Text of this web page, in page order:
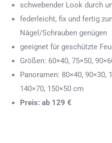
schwebender Look durch
federleicht, fix und fertig
Nägel/Schrauben genügen
geeignet für geschützte
Größen: 60×40, 75×50,
Panoramen: 80×40, 90×30,
140×70, 150×50 cm
Preis: ab 129 €